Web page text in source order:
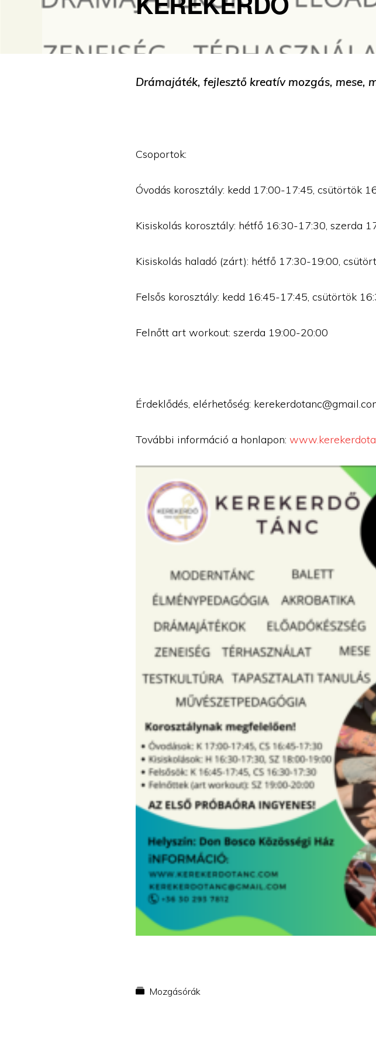
Drámajáték, fejlesztő kreatív mozgás, mese,
Csoportok:
Óvodás korosztály: kedd 17:00-17:45, csütörtök
Kisiskolás korosztály: hétfő 16:30-17:30, szerda
Kisiskolás haladó (zárt): hétfő 17:30-19:00,
Felsős korosztály: kedd 16:45-17:45, csütörtök
Felnőtt art workout: szerda 19:00-20:00
Érdeklődés, elérhetőség:
További információ a honlapon:
Mozgásórák